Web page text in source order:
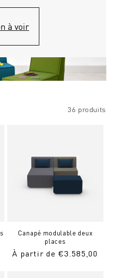
à voir
36 produits
Canapé modulable deux
places
Prix
À partir de €3.585,00